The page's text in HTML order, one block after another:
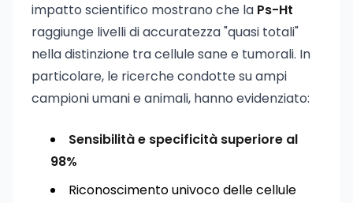
impatto scientifico mostrano che la Ps-Ht
raggiunge livelli di accuratezza "quasi totali"
nella distinzione tra cellule sane e tumorali. In
particolare, le ricerche condotte su ampi
campioni umani e animali, hanno evidenziato:
Sensibilità e specificità superiore al
98%
Riconoscimento univoco delle cellule